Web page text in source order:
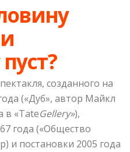
созданного на
(«Дуб», автор Майкл
в «TateGellery»),
года («Общество
и постановки 2005 года